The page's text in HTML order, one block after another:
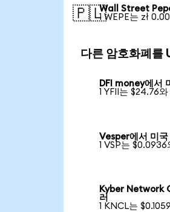
🇵🇱Wall Street
1 WEPE는 zł
다른 암호화폐를
DFI money에서
1 YFII는 $24.76
Vesper에서 미국
1 VSP는 $0.0936
Kyber Network
러
1 KNCL는